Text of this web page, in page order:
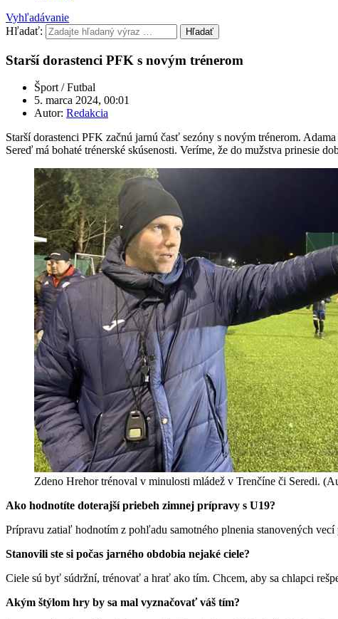
Vyhľadávanie
Hľadať:
Hľadať
Starší dorastenci PFK s novým trénerom
Šport / Futbal
5. marca 2024, 00:01
Autor: Redakcia
Starší dorastenci PFK začnú jarnú časť sezóny s novým trénerom.
Sereď má bohaté trénerské skúsenosti. Veríme, že do mužstva prinesie
Zdeno Hrehor trénoval v minulosti mládež v Trenčíne či Seredi.
Ako hodnotíte doterajší priebeh zimnej prípravy s U19?
Prípravu zatiaľ hodnotím z pohľadu samotného plnenia stanovených
Stanovili ste si počas jarného obdobia nejaké ciele?
Ciele sú byť súdržní, trénovať a hrať ako tím. Chcem, aby sa chlapci
Akým štýlom hry by sa mal vyznačovať váš tím?